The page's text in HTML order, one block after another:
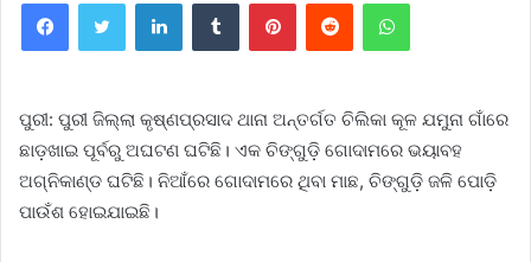
ପୁରୀ: ପୁରୀ ଜିଲ୍ଲା କୃଷ୍ଣପ୍ରସାଦ ଥାନା ଅନ୍ତର୍ଗତ ଚିଲିକା କୂଳ ଯମୁନା ଗାଁରେ
ଛାଡ଼ଖାଇ ପୂର୍ବରୁ ଅଘଟଣ ଘଟିଛି। ଏକ ଚିଙ୍ଗୁଡ଼ି ଗୋଦାମରେ ଭୟାବହ
ଅଗ୍ନିକାଣ୍ଡ ଘଟିଛି। ନିଆଁରେ ଗୋଦାମରେ ଥିବା ମାଛ, ଚିଙ୍ଗୁଡ଼ି ଜଳି ପୋଡ଼ି
ପାଉଁଶ ହୋଇଯାଇଛି।